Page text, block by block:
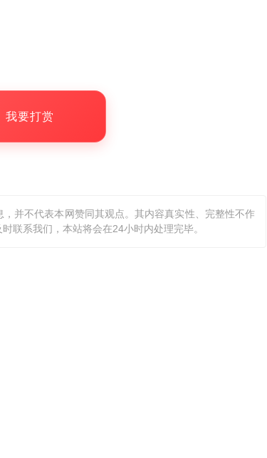
我要打赏
并不代表本网赞同其观点。其内容真实性、完整性不作
联系我们，本站将会在24小时内处理完毕。